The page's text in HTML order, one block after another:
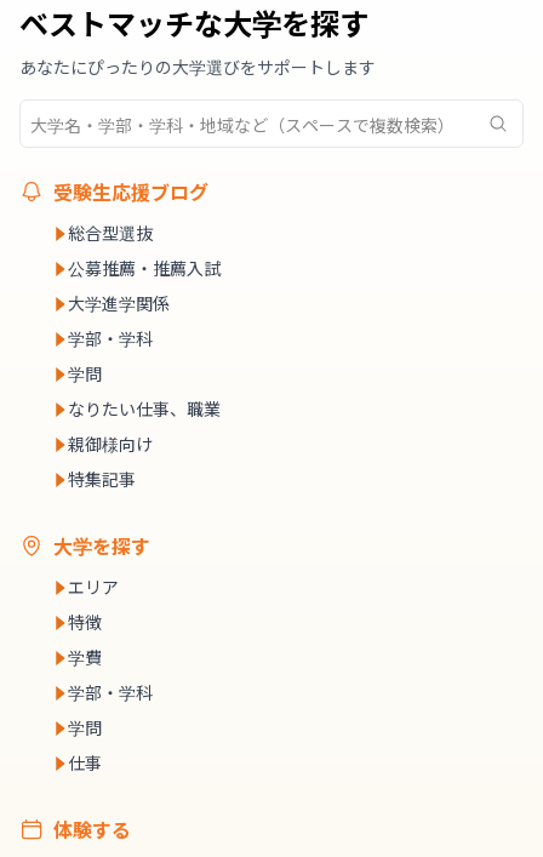
ベストマッチな大学を探す
あなたにぴったりの大学選びをサポートします
受験生応援ブログ
総合型選抜
公募推薦・推薦入試
大学進学関係
学部・学科
学問
なりたい仕事、職業
親御様向け
特集記事
大学を探す
エリア
特徴
学費
学部・学科
学問
仕事
体験する